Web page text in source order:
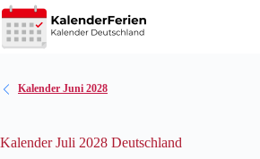
Zum
Inhalt
springen
Kalender Juni 2028
Kalender Juli 2028 Deutschland